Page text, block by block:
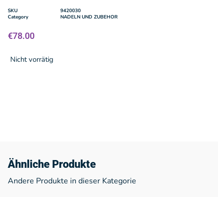
SKU
9420030
Category
NADELN UND ZUBEHOR
€78.00
Nicht vorrätig
Ähnliche Produkte
Andere Produkte in dieser Kategorie